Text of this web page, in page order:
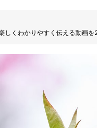
しくわかりやすく伝える動画